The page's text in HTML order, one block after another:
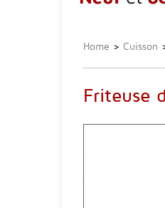
Home > Cuisson
Friteuse